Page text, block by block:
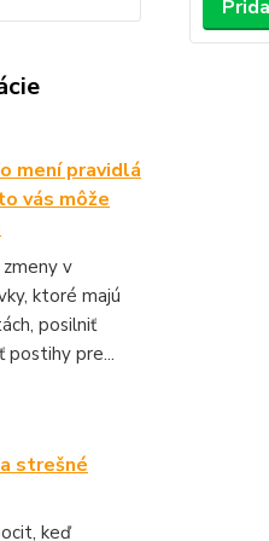
mení pravidlá
vás môže
v
ktoré majú
posilniť
postihy pre...
strešné
keď